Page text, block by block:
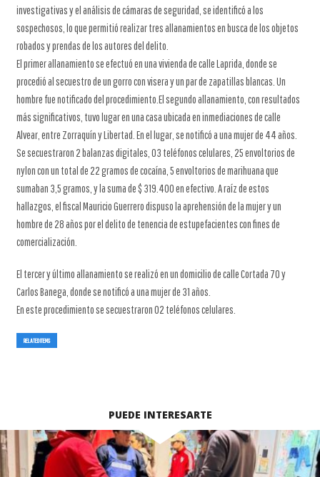
investigativas y el análisis de cámaras de seguridad, se identificó a los
sospechosos, lo que permitió realizar tres allanamientos en busca de los objetos
robados y prendas de los autores del delito.
El primer allanamiento se efectuó en una vivienda de calle Laprida, donde se
procedió al secuestro de un gorro con visera y un par de zapatillas blancas. Un
hombre fue notificado del procedimiento.El segundo allanamiento, con resultados
más significativos, tuvo lugar en una casa ubicada en inmediaciones de calle
Alvear, entre Zorraquín y Libertad. En el lugar, se notificó a una mujer de 44 años.
Se secuestraron 2 balanzas digitales, 03 teléfonos celulares, 25 envoltorios de
nylon con un total de 22 gramos de cocaína, 5 envoltorios de marihuana que
sumaban 3,5 gramos, y la suma de $ 319.400 en efectivo. A raíz de estos
hallazgos, el fiscal Mauricio Guerrero dispuso la aprehensión de la mujer y un
hombre de 28 años por el delito de tenencia de estupefacientes con fines de
comercialización.
El tercer y último allanamiento se realizó en un domicilio de calle Cortada 70 y
Carlos Banega, donde se notificó a una mujer de 31 años.
En este procedimiento se secuestraron 02 teléfonos celulares.
RELATED ITEMS
PUEDE INTERESARTE